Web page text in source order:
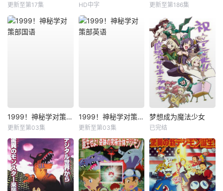
更新至第17集 HD中字 更新至第186集
1999！神秘学对策部国语
更新至第03集
1999！神秘学对策部英语
更新至第03集
梦想成为魔法少女
已完结